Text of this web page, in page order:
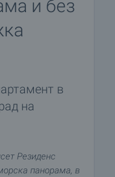
и без
в
на
Резиденс
панорама, в